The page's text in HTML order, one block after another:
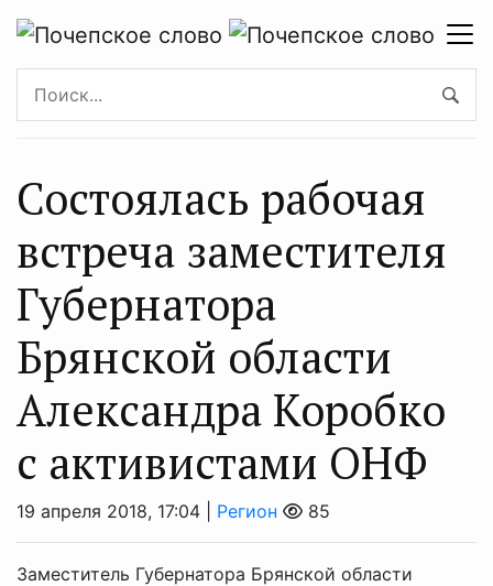
Состоялась рабочая
встреча заместителя
Губернатора
Брянской области
Александра Коробко
с активистами ОНФ
19 апреля 2018, 17:04 | Регион 85
Заместитель Губернатора Брянской области